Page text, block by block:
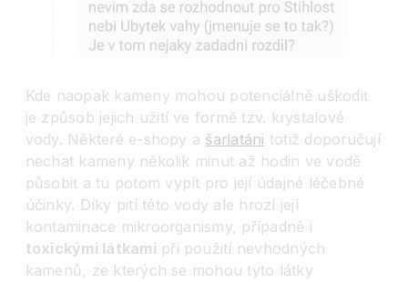
Kde naopak kameny mohou potenciálně uškodit
je způsob jejich užití ve formě tzv. krystalové
vody. Některé e-shopy a šarlatáni totiž doporučují
nechat kameny několik minut až hodin ve vodě
působit a tu potom vypít pro její údajné léčebné
účinky. Díky pití této vody ale hrozí její
kontaminace mikroorganismy, případně i
toxickými látkami při použití nevhodných
kamenů, ze kterých se mohou tyto látky